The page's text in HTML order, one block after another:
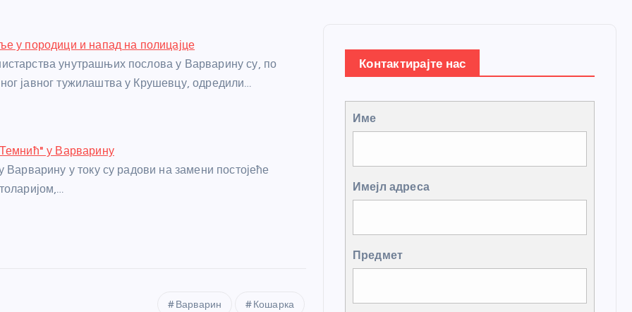
у породици и напад на полицајце
унутрашњих послова у Варварину су, по
јавног тужилаштва у Крушевцу, одредили…
у Варварину
у току су радови на замени постојеће
Варварин Кошарка
Контактирајте нас
Име
Имејл адреса
Предмет